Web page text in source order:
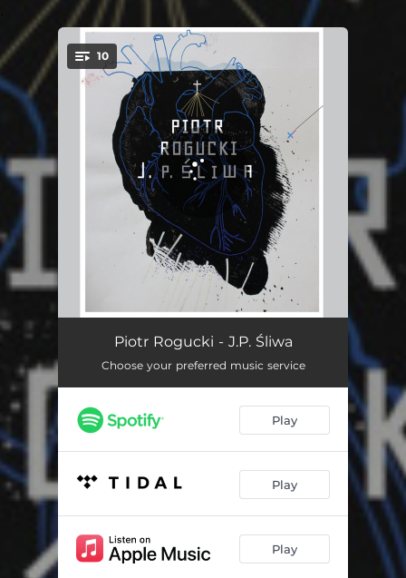
You're all set!
10
Vision of sound
Dobrze 05:57
Mama 01 03:03
Całuj się! 03:20
Wanna 04:08
Ludzkie wrony
Piotr Rogucki - J.P. Śliwa
Choose your preferred music service
Play
Play
Play